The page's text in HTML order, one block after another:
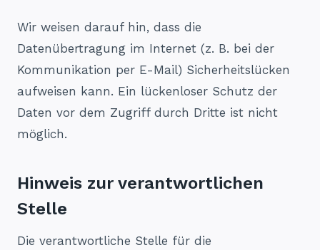
Wir weisen darauf hin, dass die
Datenübertragung im Internet (z. B. bei der
Kommunikation per E-Mail) Sicherheitslücken
aufweisen kann. Ein lückenloser Schutz der
Daten vor dem Zugriff durch Dritte ist nicht
möglich.
Hinweis zur verantwortlichen
Stelle
Die verantwortliche Stelle für die